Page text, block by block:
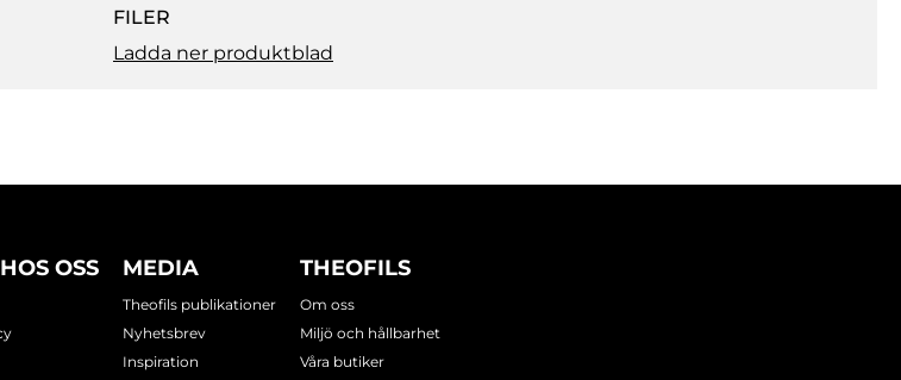
FILER
Ladda ner produktblad
OSS MEDIA
Theofils publikationer
Nyhetsbrev
Inspiration
THEOFILS
Om oss
Miljö och hållbarhet
Våra butiker